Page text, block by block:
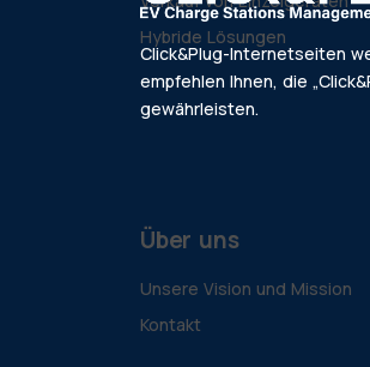
Hybride Lösungen
Über uns
Unsere Vision und Mission
Kontakt
Click&Plug-Internetseiten
empfehlen Ihnen, die
gewährleisten.